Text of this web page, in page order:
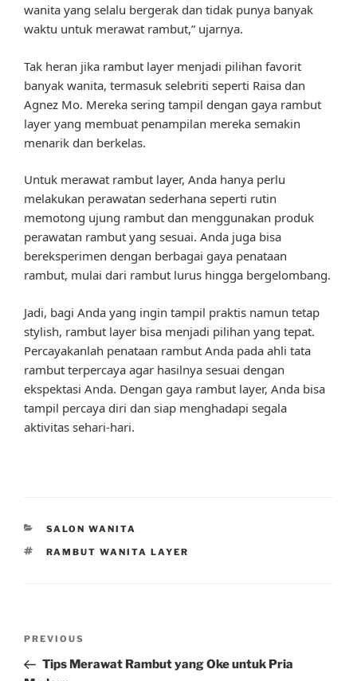
wanita yang selalu bergerak dan tidak punya banyak
waktu untuk merawat rambut,” ujarnya.
Tak heran jika rambut layer menjadi pilihan favorit
banyak wanita, termasuk selebriti seperti Raisa dan
Agnez Mo. Mereka sering tampil dengan gaya rambut
layer yang membuat penampilan mereka semakin
menarik dan berkelas.
Untuk merawat rambut layer, Anda hanya perlu
melakukan perawatan sederhana seperti rutin
memotong ujung rambut dan menggunakan produk
perawatan rambut yang sesuai. Anda juga bisa
bereksperimen dengan berbagai gaya penataan
rambut, mulai dari rambut lurus hingga bergelombang.
Jadi, bagi Anda yang ingin tampil praktis namun tetap
stylish, rambut layer bisa menjadi pilihan yang tepat.
Percayakanlah penataan rambut Anda pada ahli tata
rambut terpercaya agar hasilnya sesuai dengan
ekspektasi Anda. Dengan gaya rambut layer, Anda bisa
tampil percaya diri dan siap menghadapi segala
aktivitas sehari-hari.
CATEGORIES
SALON WANITA
TAGS
RAMBUT WANITA LAYER
Previous
Post
PREVIOUS
Tips Merawat Rambut yang Oke untuk Pria